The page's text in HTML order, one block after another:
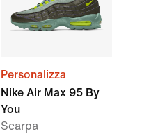
Personalizza
Nike Air Max 95 By
You
Scarpa